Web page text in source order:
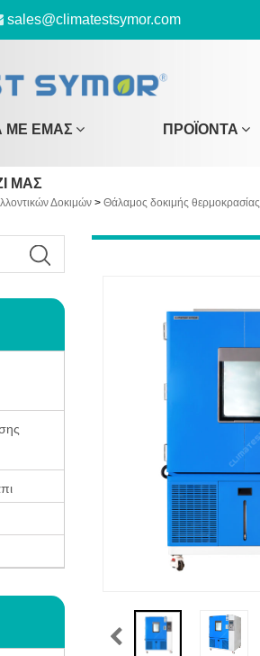
sales@climatestsymor.com
ΜΕ ΕΜΆΣ ΠΡΟΪΌΝΤΑ
ΜΑΣ
Δοκιμών > Θάλαμος δοκιμής θερμοκρασίας